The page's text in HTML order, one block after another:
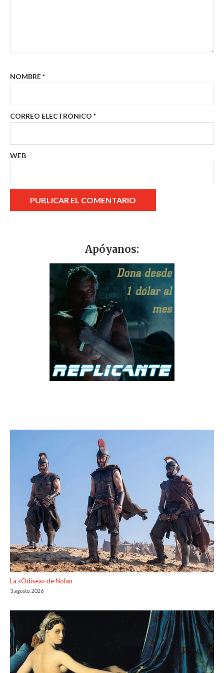
NOMBRE*
CORREO ELECTRÓNICO *
WEB
Apóyanos:
La «Odisea» de Nolan
3 agosto, 2026